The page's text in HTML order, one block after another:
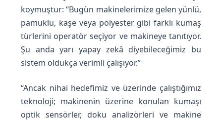
koymuştur: “Bugün makinelerimize gelen yünlü,
pamuklu, kaşe veya polyester gibi farklı kumaş
türlerini operatör seçiyor ve makineye tanıtıyor.
Şu anda yarı yapay zekâ diyebileceğimiz bu
sistem oldukça verimli çalışıyor.”
“Ancak nihai hedefimiz ve üzerinde çalıştığımız
teknoloji; makinenin üzerine konulan kumaşı
optik sensörler, doku analizörleri ve makine